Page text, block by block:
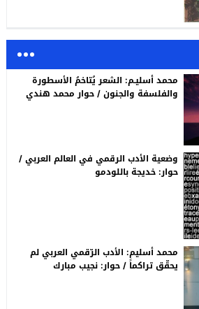
محمد أسليـم: الشعر يُتاخمُ الأسطورة
والفلسفة والجنون / حوار محمد هندي
وضعية الأدب الرقمي في العالم العربي /
حوار: خديجة باللودمو
محمد أسليم: الأدب الرّقمي العربي لم
يحقّق تراكماً / حوار: نجيب مبارك